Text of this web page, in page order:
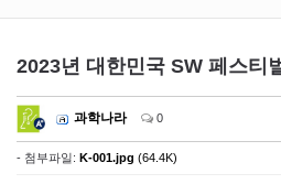
2023년 대한민국 SW 페스티
과학나라 0
- 첨부파일: K-001.jpg (64.4K)